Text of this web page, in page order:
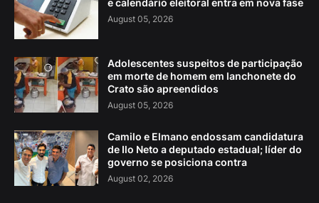
August 05, 2026
Adolescentes suspeitos de participação
em morte de homem em lanchonete do
Crato são apreendidos
August 05, 2026
Camilo e Elmano endossam candidatura
de Ilo Neto a deputado estadual; líder do
governo se posiciona contra
August 02, 2026